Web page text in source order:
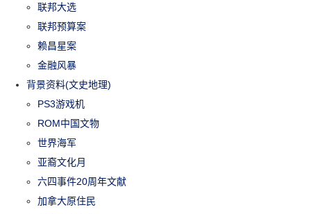
联邦大选
联邦预算案
赖昌星案
金融风暴
背景资料(文史地理)
PS3游戏机
ROM中国文物
世界海军
亚裔文化月
六四事件20周年文献
加拿大原住民